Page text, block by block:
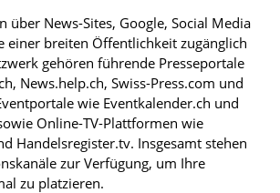
über News-Sites, Google, Social Media
einer breiten Öffentlichkeit zugänglich
gehören führende Presseportale
News.help.ch, Swiss-Press.com und
wie Eventkalender.ch und
Online-TV-Plattformen wie
Handelsregister.tv. Insgesamt stehen
zur Verfügung, um Ihre
zu platzieren.